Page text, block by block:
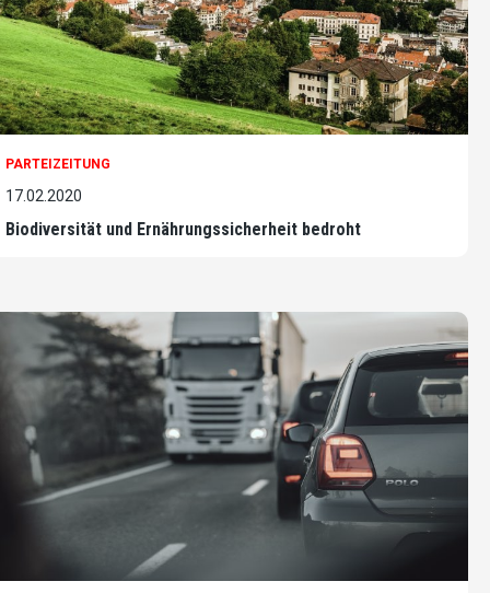
PARTEIZEITUNG
17.02.2020
Biodiversität und Ernährungssicherheit bedroht